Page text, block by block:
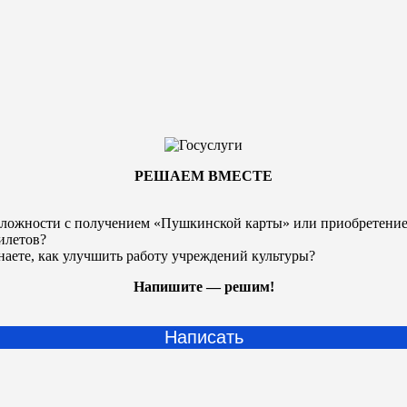
РЕШАЕМ ВМЕСТЕ
с получением «Пушкинской карты» или
как улучшить работу учреждений культуры?
Напишите — решим!
Написать